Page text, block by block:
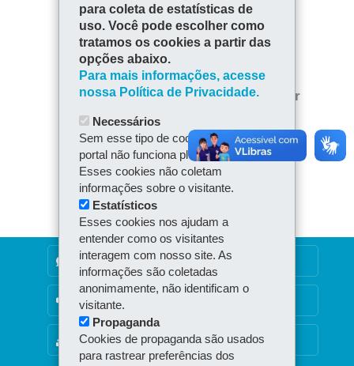
COMPARTILHE:
ce
bo
Tw
ha
ts
p
Voltar Início
Imprimir
Baixar
MAPA DO SITE
DENUNCIE CORRUPÇÃO
OUVIDORIA
para coleta de estatísticas de
uso. Você pode escolher como
tratamos os cookies a partir das
opções abaixo.
Para mais informações, acesse
nossa Política de Privacidade.
Necessários
Sem esse tipo de cookie, nosso
portal não funciona plenamente.
Esses cookies não coletam
informações sobre o visitante.
Estatísticos
Esses cookies nos ajudam a
entender como os visitantes
interagem com nosso site. As
informações são coletadas
anonimamente, não identificam o
visitante.
Propaganda
Cookies de propaganda são usados
para rastrear preferências dos